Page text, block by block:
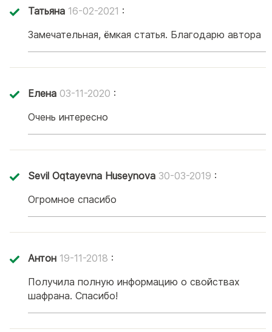
Татьяна 16-02-2021 :
Замечательная, ёмкая статья. Благодарю автора
Елена 03-11-2020 :
Очень интересно
Sevil Oqtayevna Huseynova 30-03-2019 :
Огромное спасибо
Антон 19-11-2018 :
Получила полную информацию о свойствах
шафрана. Спасибо!